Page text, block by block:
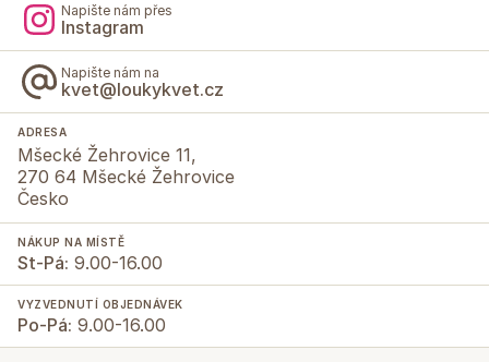
Napište nám přes
Instagram
Napište nám na
kvet@loukykvet.cz
ADRESA
Mšecké Žehrovice 11,
270 64 Mšecké Žehrovice
Česko
NÁKUP NA MÍSTĚ
St-Pá: 9.00-16.00
VYZVEDNUTÍ OBJEDNÁVEK
Po-Pá: 9.00-16.00